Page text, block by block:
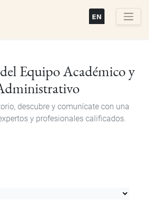
Equipo Académico y
descubre y comunícate con una
y profesionales calificados.